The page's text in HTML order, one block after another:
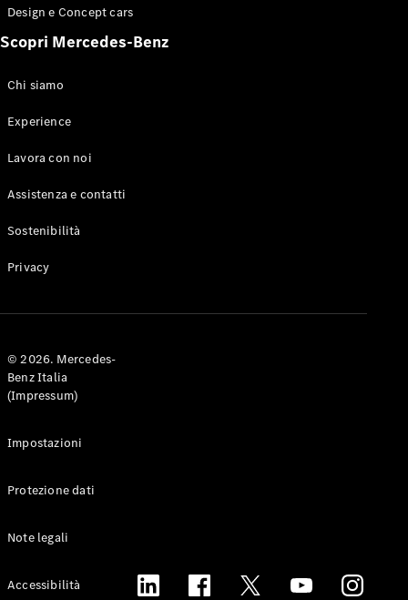
Solutions
Mercedes-
Certified
finanziarie
prezzi e
Finanziamento,
Configuratore
Test Drive
Digital
Service
tecnici e
Design e Concept cars
Scopri Mercedes-Benz
Chi siamo
Experience
Lavora con noi
Assistenza e contatti
Sostenibilità
Privacy
© 2026. Mercedes-
Benz Italia
(Impressum)
Impostazioni
Protezione dati
Note legali
Accessibilità